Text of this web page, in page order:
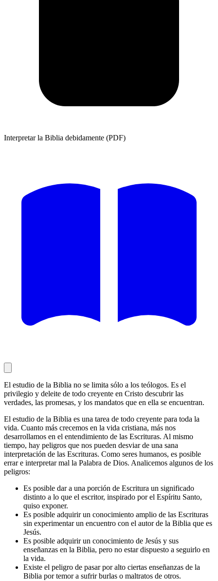
Interpretar la Biblia debidamente (PDF)
El estudio de la Biblia no se limita sólo a los teólogos. Es el
privilegio y deleite de todo creyente en Cristo descubrir las
verdades, las promesas, y los mandatos que en ella se encuentran.
El estudio de la Biblia es una tarea de todo creyente para toda la
vida. Cuanto más crecemos en la vida cristiana, más nos
desarrollamos en el entendimiento de las Escrituras. Al mismo
tiempo, hay peligros que nos pueden desviar de una sana
interpretación de las Escrituras. Como seres humanos, es posible
errar e interpretar mal la Palabra de Dios. Analicemos algunos de los
peligros:
Es posible dar a una porción de Escritura un significado
distinto a lo que el escritor, inspirado por el Espíritu Santo,
quiso exponer.
Es posible adquirir un conocimiento amplio de las Escrituras
sin experimentar un encuentro con el autor de la Biblia que es
Jesús.
Es posible adquirir un conocimiento de Jesús y sus
enseñanzas en la Biblia, pero no estar dispuesto a seguirlo en
la vida.
Existe el peligro de pasar por alto ciertas enseñanzas de la
Biblia por temor a sufrir burlas o maltratos de otros.